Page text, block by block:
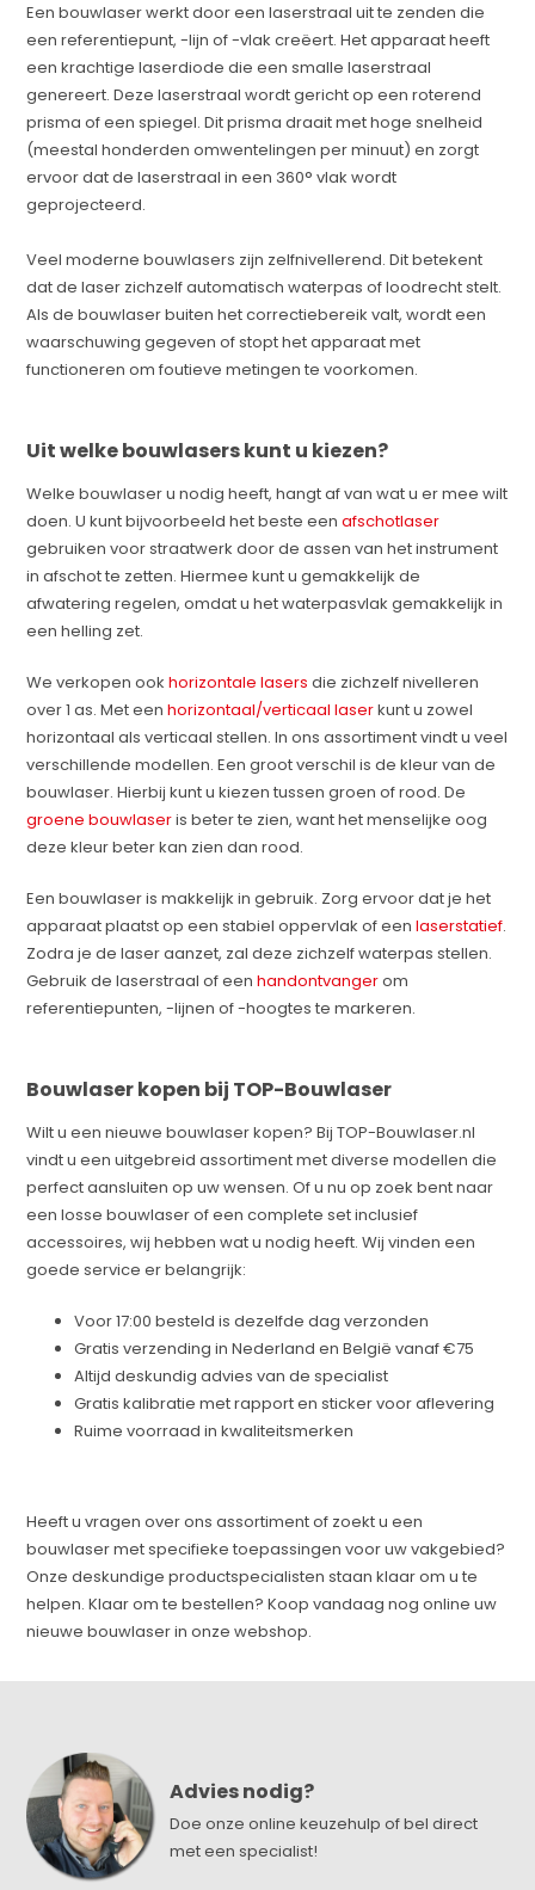
Een bouwlaser werkt door een laserstraal uit te zenden die
een referentiepunt, -lijn of -vlak creëert. Het apparaat heeft
een krachtige laserdiode die een smalle laserstraal
genereert. Deze laserstraal wordt gericht op een roterend
prisma of een spiegel. Dit prisma draait met hoge snelheid
(meestal honderden omwentelingen per minuut) en zorgt
ervoor dat de laserstraal in een 360° vlak wordt
geprojecteerd.
Veel moderne bouwlasers zijn zelfnivellerend. Dit betekent
dat de laser zichzelf automatisch waterpas of loodrecht stelt.
Als de bouwlaser buiten het correctiebereik valt, wordt een
waarschuwing gegeven of stopt het apparaat met
functioneren om foutieve metingen te voorkomen.
Uit welke bouwlasers kunt u kiezen?
Welke bouwlaser u nodig heeft, hangt af van wat u er mee wilt
doen. U kunt bijvoorbeeld het beste eenafschotlaser
gebruiken voor straatwerk door de assen van het instrument
in afschot te zetten. Hiermee kunt u gemakkelijk de
afwatering regelen, omdat u het waterpasvlak gemakkelijk in
een helling zet.
We verkopen ookhorizontale lasers die zichzelf nivelleren
over 1 as. Met eenhorizontaal/verticaal laserkunt u zowel
horizontaal als verticaal stellen. In ons assortiment vindt u veel
verschillende modellen. Een groot verschil is de kleur van de
bouwlaser. Hierbij kunt u kiezen tussen groen of rood. De
groene bouwlaseris beter te zien, want het menselijke oog
deze kleur beter kan zien dan rood.
Een bouwlaser is makkelijk in gebruik. Zorg ervoor dat je het
apparaat plaatst op een stabiel oppervlak of eenlaserstatief.
Zodra je de laser aanzet, zal deze zichzelf waterpas stellen.
Gebruik de laserstraal of eenhandontvangerom
referentiepunten, -lijnen of -hoogtes te markeren.
Bouwlaser kopen bij TOP-Bouwlaser
Wilt u een nieuwe bouwlaser kopen? Bij TOP-Bouwlaser.nl
vindt u een uitgebreid assortiment met diverse modellen die
perfect aansluiten op uw wensen. Of u nu op zoek bent naar
een losse bouwlaser of een complete set inclusief
accessoires, wij hebben wat u nodig heeft. Wij vinden een
goede service er belangrijk:
Voor 17:00 besteld is dezelfde dag verzonden
Gratis verzending in Nederland en België vanaf €75
Altijd deskundig advies van de specialist
Gratis kalibratie met rapport en sticker voor aflevering
Ruime voorraad in kwaliteitsmerken
Heeft u vragen over ons assortiment of zoekt u een
bouwlaser met specifieke toepassingen voor uw vakgebied?
Onze deskundige productspecialisten staan klaar om u te
helpen. Klaar om te bestellen? Koop vandaag nog online uw
nieuwe bouwlaser in onze webshop.
Advies nodig?
Doe onze online keuzehulp of bel direct
met een specialist!